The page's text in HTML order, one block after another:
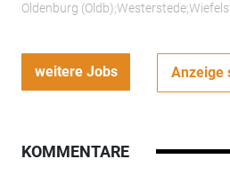
Oldenburg
weitere Jobs Anzeige
KOMMENTARE